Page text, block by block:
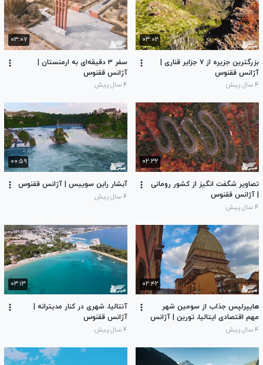
۰۳:۰۲
بزرگترین جزیره از ۷ جزایر قناری |
آژانس ققنوس
۴ سال پیش
۰۳:۰۷
سفر ۳ دقیقه‌ای به ارمنستان |
آژانس ققنوس
۴ سال پیش
۰۲:۳۲
تصاویر شگفت انگیز از کشور رومانی
| آژانس ققنوس
۴ سال پیش
۰۰:۵۹
آبشار راین سوییس | آژانس ققنوس
۴ سال پیش
۰۲:۴۲
هایپرلپس جذاب از سومین شهر
مهم اقتصادی ایتالیا، تورین | آژانس
ققنوس
۴ سال پیش
۰۳:۱۳
آنتالیا، شهری در کنار مدیترانه |
آژانس ققنوس
۴ سال پیش